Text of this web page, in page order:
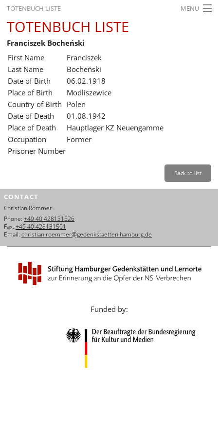
TOTENBUCH LISTE MENU
STARTSEITE
AUSSTELLUNGEN
GESCHICHTE
BILDUNG
FORSCHUNG
SERVICE
Leichte Sprache Back
Dansk
Español
Italiano
Nederlands
Português
TOTENBUCH LISTE
Franciszek Bocheński
First Name
Franciszek
Last Name
Bocheński
Date of Birth
06.02.1918
Place of Birth
Modliszewice
Country of Birth Polen
Date of Death
01.08.1942
Place of Death
Hauptlager KZ Neuengamme
Occupation
Former
Prisoner Number
Back to list
CONTACT
Christian Römmer
Phone: +49 40 428131526
Fax: +49 40 428131501
Email: christian.roemmer@gedenkstaetten.hamburg.de
Funded by: